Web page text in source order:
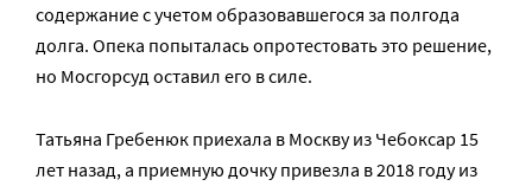
содержание с учетом образовавшегося за полгода
долга. Опека попыталась опротестовать это решение,
но Мосгорсуд оставил его в силе.
Татьяна Гребенюк приехала в Москву из Чебоксар 15
лет назад, а приемную дочку привезла в 2018 году из